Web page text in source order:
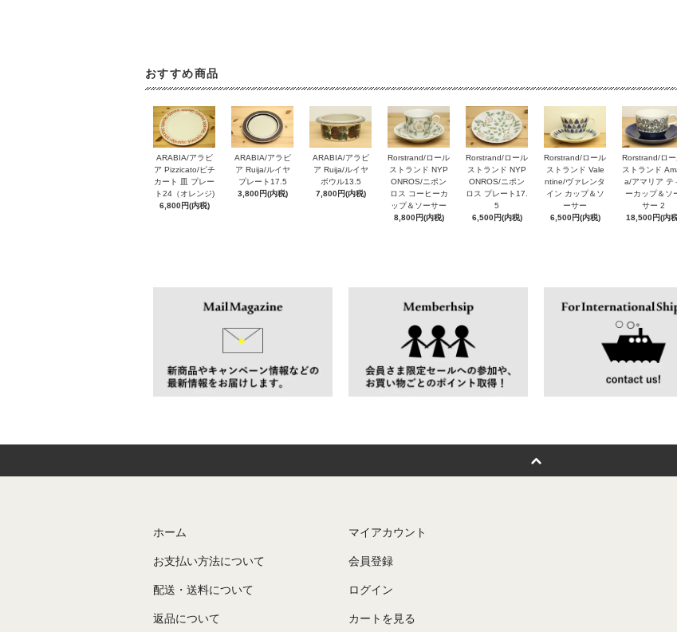
おすすめ商品
ARABIA/アラビ
ア Pizzicato/ピチ
カート 皿 プレー
ト24（オレンジ)
6,800円(内税)
ARABIA/アラビ
ア Ruija/ルイヤ
プレート17.5
3,800円(内税)
ARABIA/アラビ
ア Ruija/ルイヤ
ボウル13.5
7,800円(内税)
Rorstrand/ロール
ストランド NYP
ONROS/ニポン
ロス コーヒーカ
ップ＆ソーサー
8,800円(内税)
Rorstrand/ロール
ストランド NYP
ONROS/ニポン
ロス プレート17.
5
6,500円(内税)
Rorstrand/ロール
ストランド Vale
ntine/ヴァレンタ
イン カップ＆ソ
ーサー
6,500円(内税)
Rorstrand/ロ
ストランド
a/アマリア テ
ーカップ＆ソ
サー 2
18,500円(内
ホーム
お支払い方法について
配送・送料について
返品について
マイアカウント
会員登録
ログイン
カートを見る